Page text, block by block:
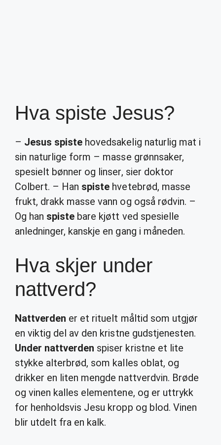
Hva spiste Jesus?
– Jesus spiste hovedsakelig naturlig mat i
sin naturlige form – masse grønnsaker,
spesielt bønner og linser, sier doktor
Colbert. – Han spiste hvetebrød, masse
frukt, drakk masse vann og også rødvin. –
Og han spiste bare kjøtt ved spesielle
anledninger, kanskje en gang i måneden.
Hva skjer under
nattverd?
Nattverden er et rituelt måltid som utgjør
en viktig del av den kristne gudstjenesten.
Under nattverden spiser kristne et lite
stykke alterbrød, som kalles oblat, og
drikker en liten mengde nattverdvin. Brøde
og vinen kalles elementene, og er uttrykk
for henholdsvis Jesu kropp og blod. Vinen
blir utdelt fra en kalk.